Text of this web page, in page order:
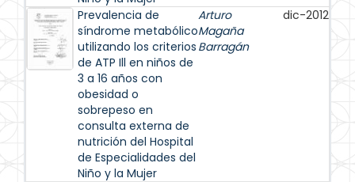
Prevalencia de
síndrome metabólico
utilizando los criterios
de ATP Ill en niños de
3 a 16 años con
obesidad o
sobrepeso en
consulta externa de
nutrición del Hospital
de Especialidades del
Niño y la Mujer
Arturo
Magaña
Barragán
dic-2012